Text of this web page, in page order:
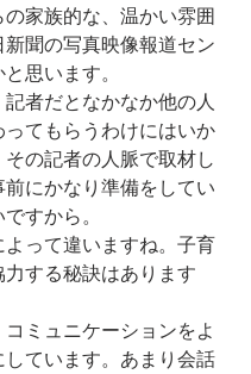
の家族的な、温かい雰囲
聞の写真映像報道セン
思います。
者だとなかなか他の人
ってもらうわけにはいか
の記者の人脈で取材し
前にかなり準備をしてい
すから。
って違いますね。子育
力する秘訣はあります
ミュニケーションをよ
しています。あまり会話